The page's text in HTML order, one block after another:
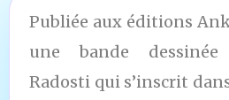
Publiée aux éditions
une bande dessinée
Radosti qui s’inscrit